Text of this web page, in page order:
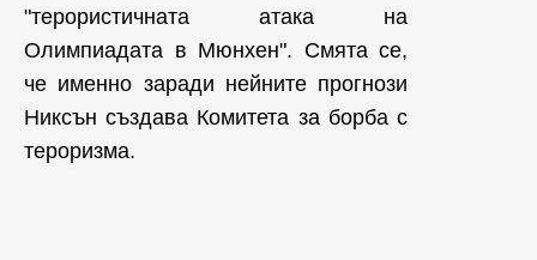
"терористичната атака на
Олимпиадата в Мюнхен". Смята се,
че именно заради нейните прогнози
Никсън създава Комитета за борба с
тероризма.